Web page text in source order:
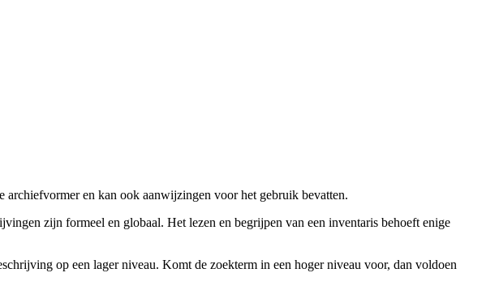
archiefvormer en kan ook aanwijzingen voor het gebruik bevatten.
zijn formeel en globaal. Het lezen en begrijpen van een inventaris behoeft enige
op een lager niveau. Komt de zoekterm in een hoger niveau voor, dan voldoen